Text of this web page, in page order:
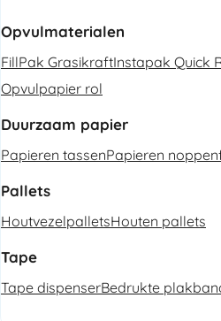
Opvulmaterialen
FillPak GrasikraftInstapak Quick
Opvulpapier rol
Duurzaam papier
Papieren tassenPapieren
Pallets
HoutvezelpalletsHouten pallets
Tape
Tape dispenserBedrukte